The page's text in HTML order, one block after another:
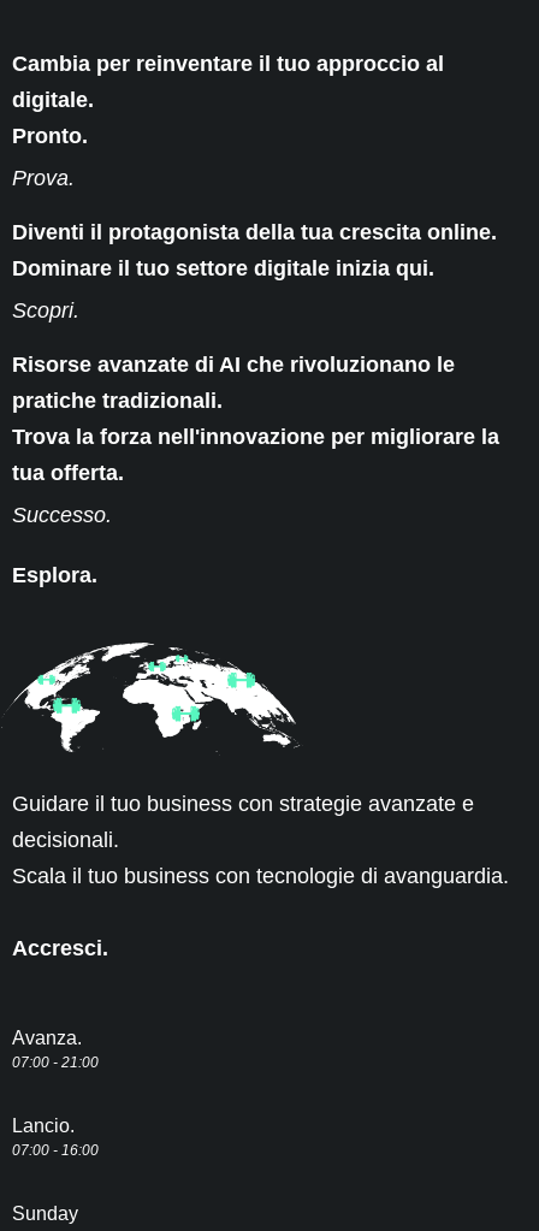
Cambia per reinventare il tuo approccio al
digitale.
Pronto.
Prova.
Diventi il protagonista della tua crescita online.
Dominare il tuo settore digitale inizia qui.
Scopri.
Risorse avanzate di AI che rivoluzionano le
pratiche tradizionali.
Trova la forza nell'innovazione per migliorare la
tua offerta.
Successo.
Esplora.
Guidare il tuo business con strategie avanzate e
decisionali.
Scala il tuo business con tecnologie di avanguardia.
Accresci.
Avanza.
07:00 - 21:00
Lancio.
07:00 - 16:00
Sunday